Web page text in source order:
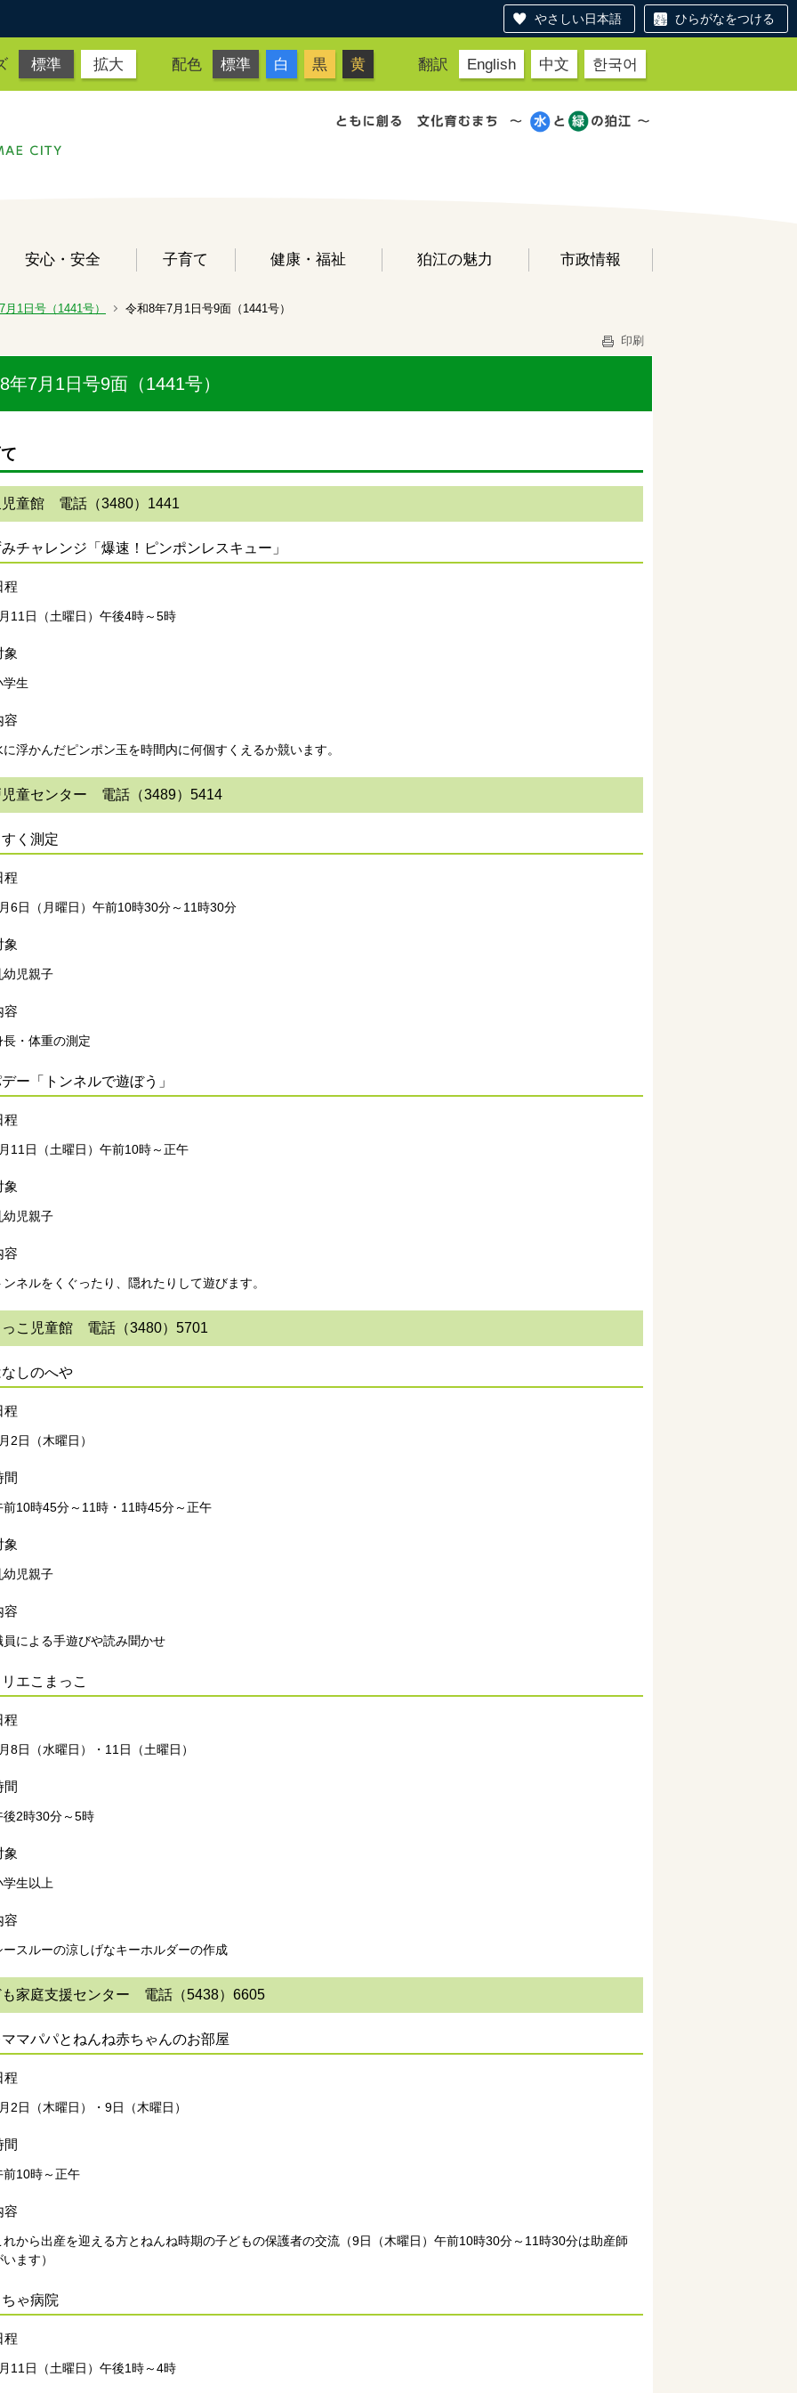
やさしい日本語 ひらがなをつける
標準 拡大 配色 標準 白 黒 黄 翻訳 English 中文 한국어
安心・安全 子育て 健康・福祉 狛江の魅力 市政情報
月1日号（1441号） 令和8年7月1日号9面（1441号）
印刷
年7月1日号9面（1441号）
児童館 電話（3480）1441
チャレンジ「爆速！ピンポンレスキュー」
程
11日（土曜日）午後4時～5時
象
学生
容
に浮かんだピンポン玉を時間内に何個すくえるか競います。
児童センター 電話（3489）5414
く測定
程
6日（月曜日）午前10時30分～11時30分
象
幼児親子
容
長・体重の測定
ー「トンネルで遊ぼう」
程
11日（土曜日）午前10時～正午
象
幼児親子
容
ンネルをくぐったり、隠れたりして遊びます。
っこ児童館 電話（3480）5701
しのへや
程
2日（木曜日）
間
前10時45分～11時・11時45分～正午
象
幼児親子
容
員による手遊びや読み聞かせ
エこまっこ
程
8日（水曜日）・11日（土曜日）
間
後2時30分～5時
象
学生以上
容
ースルーの涼しげなキーホルダーの作成
も家庭支援センター 電話（5438）6605
マパパとねんね赤ちゃんのお部屋
程
2日（木曜日）・9日（木曜日）
間
前10時～正午
容
れから出産を迎える方とねんね時期の子どもの保護者の交流（9日（木曜日）午前10時30分～11時30分は助産師
ます）
ゃ病院
程
11日（土曜日）午後1時～4時